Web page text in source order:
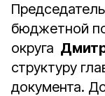
бюджетной
округа
структуру
документа.